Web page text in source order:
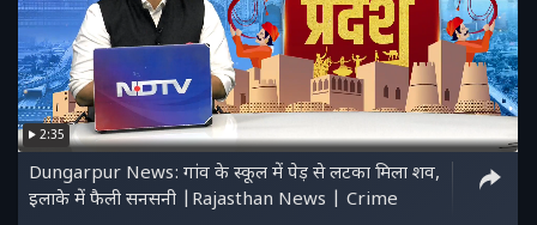
2:35
Dungarpur News: गांव के स्कूल में पेड़ से लटका मिला शव,
इलाके में फैली सनसनी |Rajasthan News | Crime